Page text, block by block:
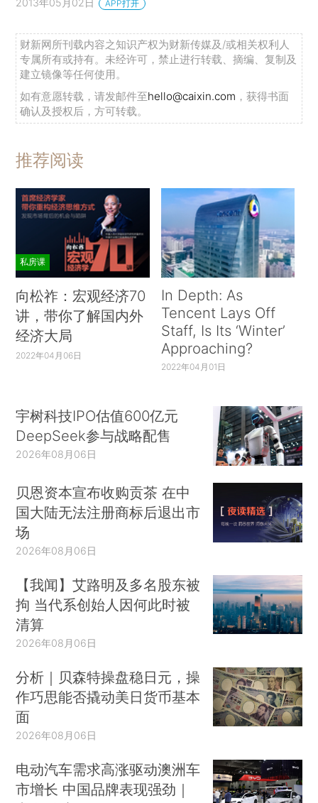
2013年05月02日 APP打开
财新网所刊载内容之知识产权为财新传媒及/或相关权利人
专属所有或持有。未经许可，禁止进行转载、摘编、复制及
建立镜像等任何使用。
如有意愿转载，请发邮件至hello@caixin.com ，获得书面
确认及授权后，方可转载。
推荐阅读
私房课
向松祚：宏观经济70
讲，带你了解国内外
经济大局
2022年04月06日
In Depth: As
Tencent Lays Off
Staff, Is Its ‘Winter’
Approaching?
2022年04月01日
宇树科技IPO估值600亿元
DeepSeek参与战略配售
2026年08月06日
贝恩资本宣布收购贡茶 在中
国大陆无法注册商标后退出市
场
2026年08月06日
【我闻】艾路明及多名股东被
拘 当代系创始人因何此时被
清算
2026年08月06日
分析｜贝森特操盘稳日元，操
作巧思能否撬动美日货币基本
面
2026年08月06日
电动汽车需求高涨驱动澳洲车
市增长 中国品牌表现强劲｜